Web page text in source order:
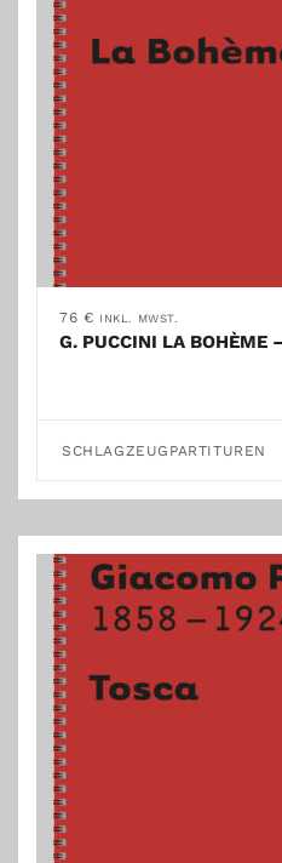
76 € INKL. MWST.
G. PUCCINI LA BOHÈME
SCHLAGZEUGPARTITUREN